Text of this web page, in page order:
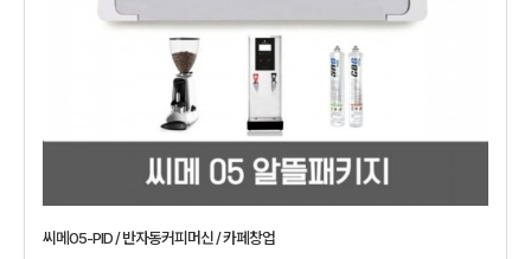
씨메05-PID / 반자동커피머신 / 카페창업